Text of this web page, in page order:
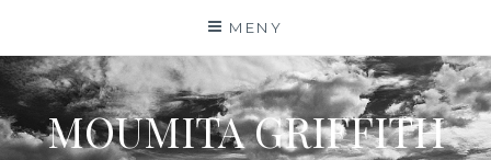
innehåll
MENY
MOUMITA GRIFFITH